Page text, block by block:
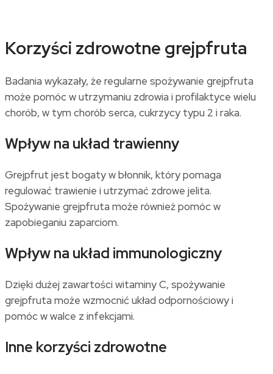
Korzyści zdrowotne grejpfruta
Badania wykazały, że regularne spożywanie grejpfruta
może pomóc w utrzymaniu zdrowia i profilaktyce wielu
chorób, w tym chorób serca, cukrzycy typu 2 i raka.
Wpływ na układ trawienny
Grejpfrut jest bogaty w błonnik, który pomaga
regulować trawienie i utrzymać zdrowe jelita.
Spożywanie grejpfruta może również pomóc w
zapobieganiu zaparciom.
Wpływ na układ immunologiczny
Dzięki dużej zawartości witaminy C, spożywanie
grejpfruta może wzmocnić układ odpornościowy i
pomóc w walce z infekcjami.
Inne korzyści zdrowotne